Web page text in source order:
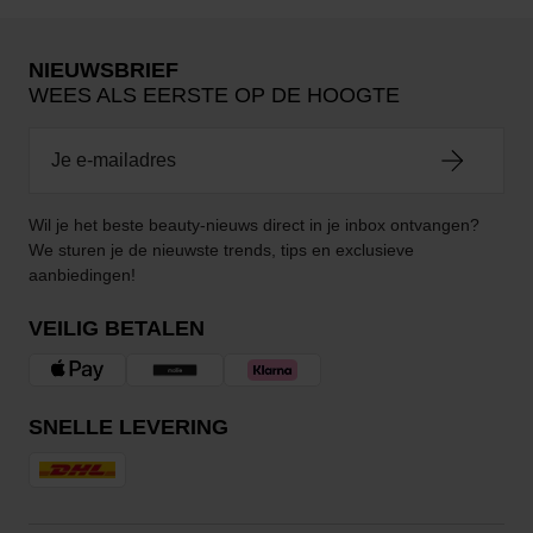
NIEUWSBRIEF
WEES ALS EERSTE OP DE HOOGTE
Wil je het beste beauty-nieuws direct in je inbox ontvangen?
We sturen je de nieuwste trends, tips en exclusieve
aanbiedingen!
VEILIG BETALEN
SNELLE LEVERING